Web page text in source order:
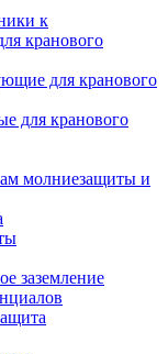
к
кранового
для кранового
для кранового
молниезащиты и
заземление